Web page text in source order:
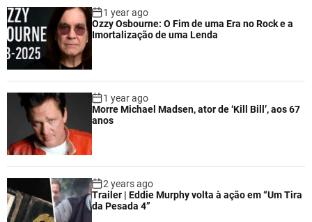
1 year ago
Ozzy Osbourne: O Fim de uma Era no Rock e a
Imortalização de uma Lenda
1 year ago
Morre Michael Madsen, ator de ‘Kill Bill’, aos 67
anos
2 years ago
Trailer | Eddie Murphy volta à ação em “Um Tira
da Pesada 4”